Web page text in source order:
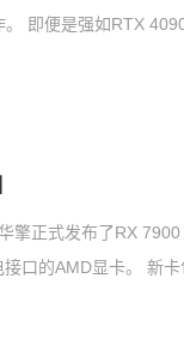
即便是强如RTX
擎正式发布了RX
口的AMD显卡。 新卡